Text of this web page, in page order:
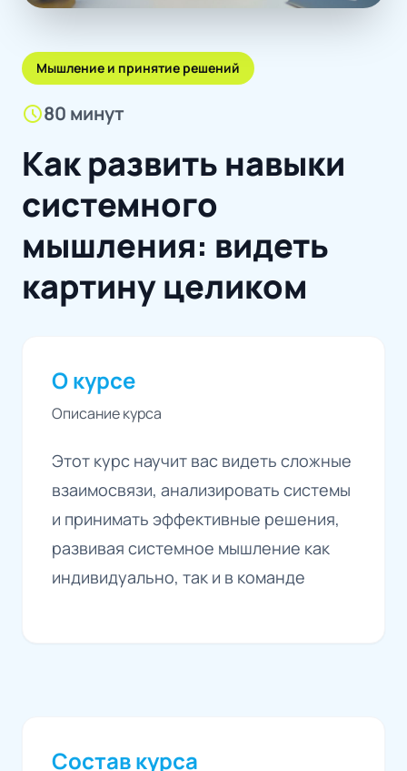
Мышление и принятие решений
schedule80 минут
Как развить навыки
системного
мышления: видеть
картину целиком
О курсе
Описание курса
Этот курс научит вас видеть сложные
взаимосвязи, анализировать системы
и принимать эффективные решения,
развивая системное мышление как
индивидуально, так и в команде
Состав курса